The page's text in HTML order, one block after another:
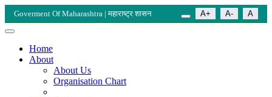
Goverment Of Maharashtra | महाराष्ट्र शासन A+ A- A
Home
About
About Us
Organisation Chart